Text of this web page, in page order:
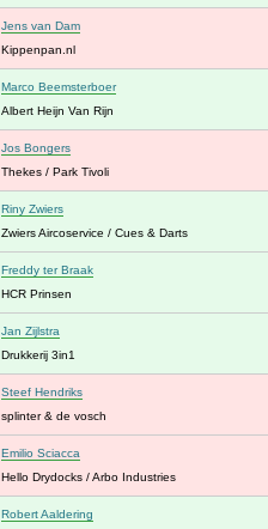
Jens van Dam
Kippenpan.nl
Marco Beemsterboer
Albert Heijn Van Rijn
Jos Bongers
Thekes / Park Tivoli
Riny Zwiers
Zwiers Aircoservice / Cues & Darts
Freddy ter Braak
HCR Prinsen
Jan Zijlstra
Drukkerij 3in1
Steef Hendriks
splinter & de vosch
Emilio Sciacca
Hello Drydocks / Arbo Industries
Robert Aaldering